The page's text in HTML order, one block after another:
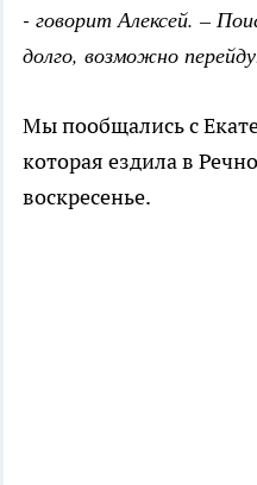
- говорит Алексей. –
долго, возможно
Мы пообщались с
которая ездила в
воскресенье.